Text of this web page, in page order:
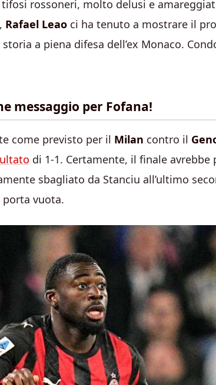
rossoneri, molto delusi e
Rafael Leao ci ha tenuto a mostrare il
a piena difesa dell’ex Monaco.
messaggio per Fofana!
come previsto per il Milan contro il
di 1-1. Certamente, il finale avrebbe
sbagliato da Stanciu all’ultimo
porta vuota.